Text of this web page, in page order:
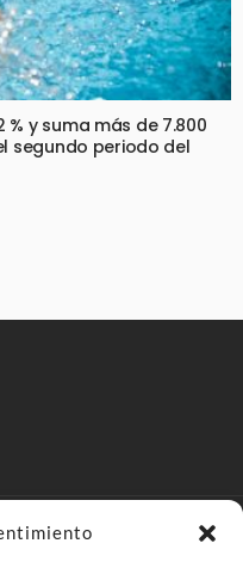
% y suma más de 7.800
segundo periodo del